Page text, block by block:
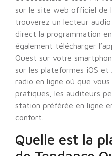
sur le site web officiel de
trouverez un lecteur
direct la programmation
également télécharger
Ouest sur votre
sur les plateformes iOS
radio en ligne où que vous
pratiques, les auditeurs
station préférée en ligne
confort.
Quelle est la